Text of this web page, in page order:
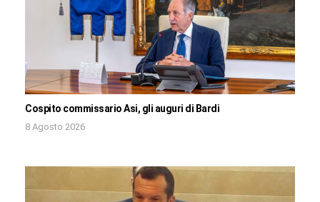
Cospito commissario Asi, gli auguri di Bardi
8 Agosto 2026